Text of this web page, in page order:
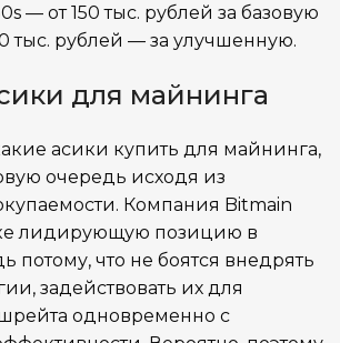
— от 150 тыс. рублей за базовую
тыс. рублей — за улучшенную.
для майнинга
асики купить для майнинга,
очередь исходя из
Компания Bitmain
лидирующую позицию в
потому, что не боятся внедрять
задействовать их для
одновременно с